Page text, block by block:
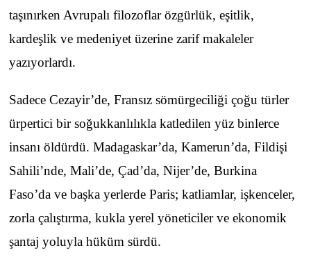
taşınırken Avrupalı filozoflar özgürlük, eşitlik,
kardeşlik ve medeniyet üzerine zarif makaleler
yazıyorlardı.
Sadece Cezayir’de, Fransız sömürgeciliği çoğu türler
ürpertici bir soğukkanlılıkla katledilen yüz binlerce
insanı öldürdü. Madagaskar’da, Kamerun’da, Fildişi
Sahili’nde, Mali’de, Çad’da, Nijer’de, Burkina
Faso’da ve başka yerlerde Paris; katliamlar, işkenceler,
zorla çalıştırma, kukla yerel yöneticiler ve ekonomik
şantaj yoluyla hüküm sürdü.